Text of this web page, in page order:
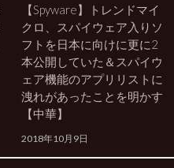
【Spyware】トレンドマイ
クロ、スパイウェア入りソ
フトを日本に向けに更に2
本公開していた＆スパイウ
ェア機能のアプリリストに
洩れがあったことを明かす
【中華】
2018年10月9日